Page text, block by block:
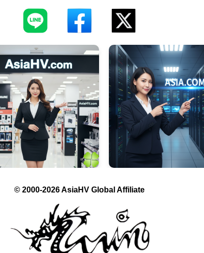
© 2000-2026 AsiaHV Global Affiliate